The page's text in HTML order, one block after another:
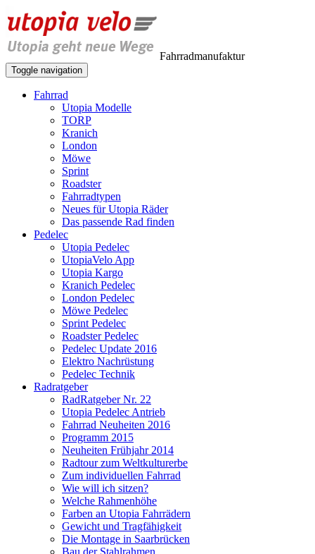
Fahrradmanufaktur
Toggle navigation
Fahrrad
Utopia Modelle
TORP
Kranich
London
Möwe
Sprint
Roadster
Fahrradtypen
Neues für Utopia Räder
Das passende Rad finden
Pedelec
Utopia Pedelec
UtopiaVelo App
Utopia Kargo
Kranich Pedelec
London Pedelec
Möwe Pedelec
Sprint Pedelec
Roadster Pedelec
Pedelec Update 2016
Elektro Nachrüstung
Pedelec Technik
Radratgeber
RadRatgeber Nr. 22
Utopia Pedelec Antrieb
Fahrrad Neuheiten 2016
Programm 2015
Neuheiten Frühjahr 2014
Radtour zum Weltkulturerbe
Zum individuellen Fahrrad
Wie will ich sitzen?
Welche Rahmenhöhe
Farben an Utopia Fahrrädern
Gewicht und Tragfähigkeit
Die Montage in Saarbrücken
Bau der Stahlrahmen